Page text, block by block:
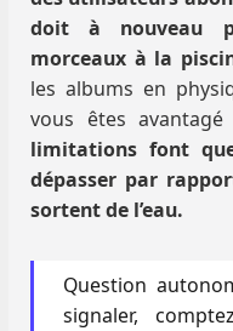
doit à nouveau
morceaux à la
les albums en
vous êtes
limitations font
dépasser par
sortent de l’eau.
Question
signaler,